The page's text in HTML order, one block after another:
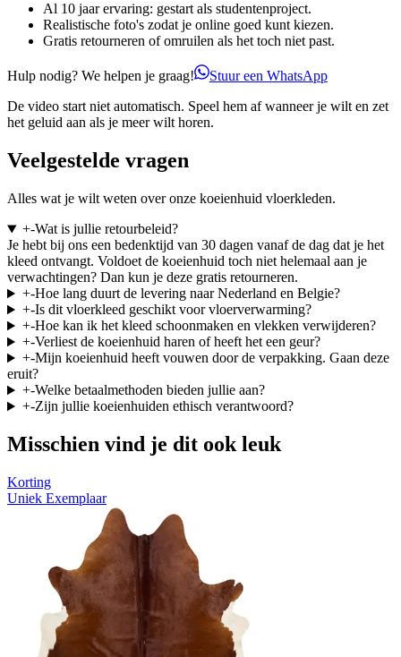
Al 10 jaar ervaring: gestart als studentenproject.
Realistische foto's zodat je online goed kunt kiezen.
Gratis retourneren of omruilen als het toch niet past.
Hulp nodig? We helpen je graag!
Stuur een WhatsApp
De video start niet automatisch. Speel hem af wanneer je wilt en zet
het geluid aan als je meer wilt horen.
Veelgestelde vragen
Alles wat je wilt weten over onze koeienhuid vloerkleden.
+-Wat is jullie retourbeleid?
Je hebt bij ons een bedenktijd van 30 dagen vanaf de dag dat je het
kleed ontvangt. Voldoet de koeienhuid toch niet helemaal aan je
verwachtingen? Dan kun je deze gratis retourneren.
+-Hoe lang duurt de levering naar Nederland en Belgie?
+-Is dit vloerkleed geschikt voor vloerverwarming?
+-Hoe kan ik het kleed schoonmaken en vlekken verwijderen?
+-Verliest de koeienhuid haren of heeft het een geur?
+-Mijn koeienhuid heeft vouwen door de verpakking. Gaan deze
eruit?
+-Welke betaalmethoden bieden jullie aan?
+-Zijn jullie koeienhuiden ethisch verantwoord?
Misschien vind je dit ook leuk
Korting
Uniek Exemplaar